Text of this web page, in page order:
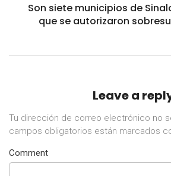
Son siete municipios de
que se autorizaron
Leave a
Tu dirección de correo electrónico no
campos obligatorios están marcados
Comment